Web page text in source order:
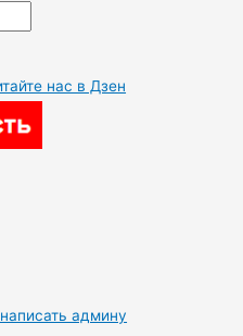
нас в Дзен
админу